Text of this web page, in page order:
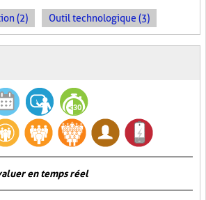
(2) Outil technologique (3)
en temps réel